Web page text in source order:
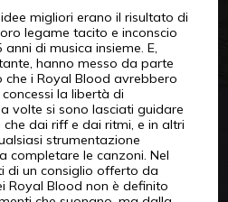
migliori erano il risultato di
legame tacito e inconscio
di musica insieme. E,
hanno messo da parte
i Royal Blood avrebbero
la libertà di
volte si sono lasciati guidare
dai riff e dai ritmi, e in altri
strumentazione
completare le canzoni. Nel
di un consiglio offerto da
Royal Blood non è definito